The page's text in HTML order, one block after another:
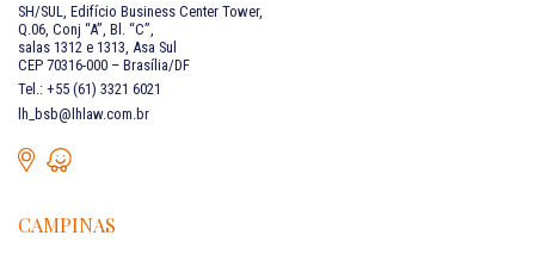
SH/SUL, Edifício Business Center Tower,
Q.06, Conj “A”, Bl. “C”,
salas 1312 e 1313, Asa Sul
CEP 70316-000 – Brasília/DF
Tel.: +55 (61) 3321 6021
lh_bsb@lhlaw.com.br
CAMPINAS